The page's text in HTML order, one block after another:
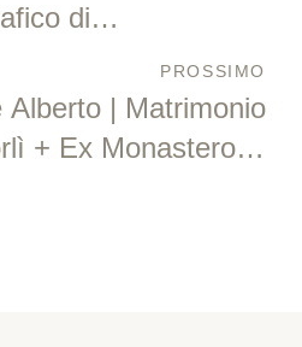
di
PROSSIMO
Alberto | Matrimonio
+ Ex Monastero di